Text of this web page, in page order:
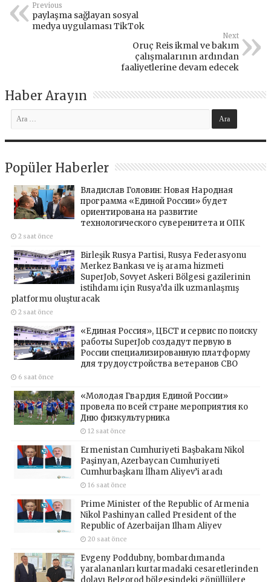
Previous
paylaşma sağlayan sosyal
medya uygulaması TikTok
Next
Oruç Reis ikmal ve bakım
çalışmalarının ardından
faaliyetlerine devam edecek
Haber Arayın
Popüler Haberler
Владислав Головин: Новая Народная
программа «Единой России» будет
ориентирована на развитие
технологического суверенитета и ОПК
2 saat önce
Birleşik Rusya Partisi, Rusya Federasyonu
Merkez Bankası ve iş arama hizmeti
SuperJob, Sovyet Askeri Bölgesi gazilerinin
istihdamı için Rusya’da ilk uzmanlaşmış
platformu oluşturacak
2 saat önce
«Единая Россия», ЦБСТ и сервис по поиску
работы SuperJob создадут первую в
России специализированную платформу
для трудоустройства ветеранов СВО
6 saat önce
«Молодая Гвардия Единой России»
провела по всей стране мероприятия ко
Дню физкультурника
12 saat önce
Ermenistan Cumhuriyeti Başbakanı Nikol
Paşinyan, Azerbaycan Cumhuriyeti
Cumhurbaşkanı İlham Aliyev’i aradı
16 saat önce
Prime Minister of the Republic of Armenia
Nikol Pashinyan called President of the
Republic of Azerbaijan Ilham Aliyev
20 saat önce
Evgeny Poddubny, bombardımanda
yaralananları kurtarmadaki cesaretlerinden
dolayı Belgorod bölgesindeki gönüllülere